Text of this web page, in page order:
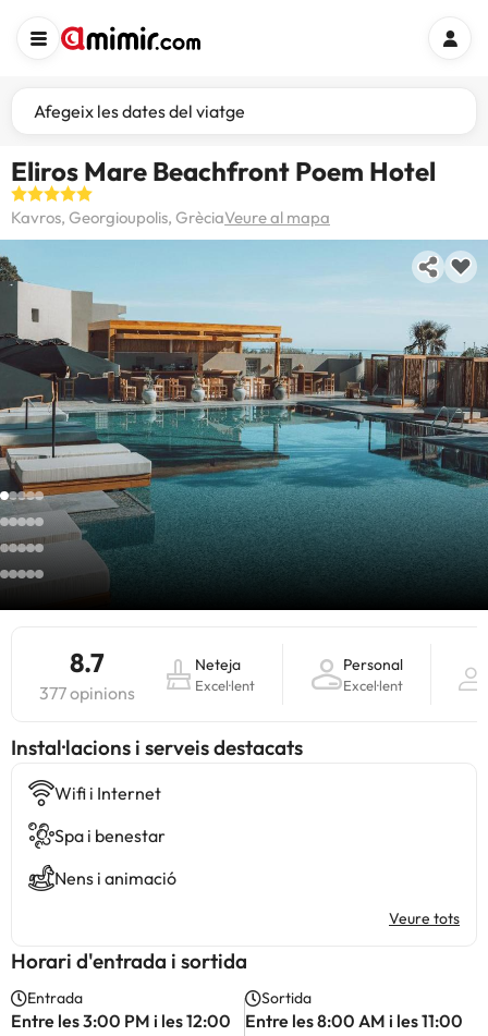
Afegeix les dates del viatge
Eliros Mare Beachfront Poem Hotel
Kavros, Georgioupolis, GrèciaVeure al mapa
8.7
377 opinions
Neteja
Excel·lent
Personal
Excel·lent
Instal·lacions i serveis destacats
Wifi i Internet
Spa i benestar
Nens i animació
Veure tots
Horari d'entrada i sortida
Entrada
Entre les 3:00 PM i les 12:00
Sortida
Entre les 8:00 AM i les 11:00